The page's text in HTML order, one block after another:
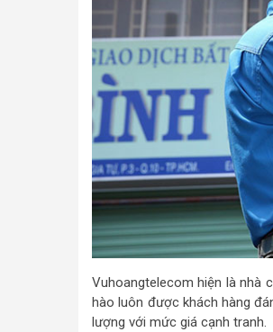
Vuhoangtelecom hiện là nhà
hào luôn được khách hàng
lượng với mức giá cạnh tranh.